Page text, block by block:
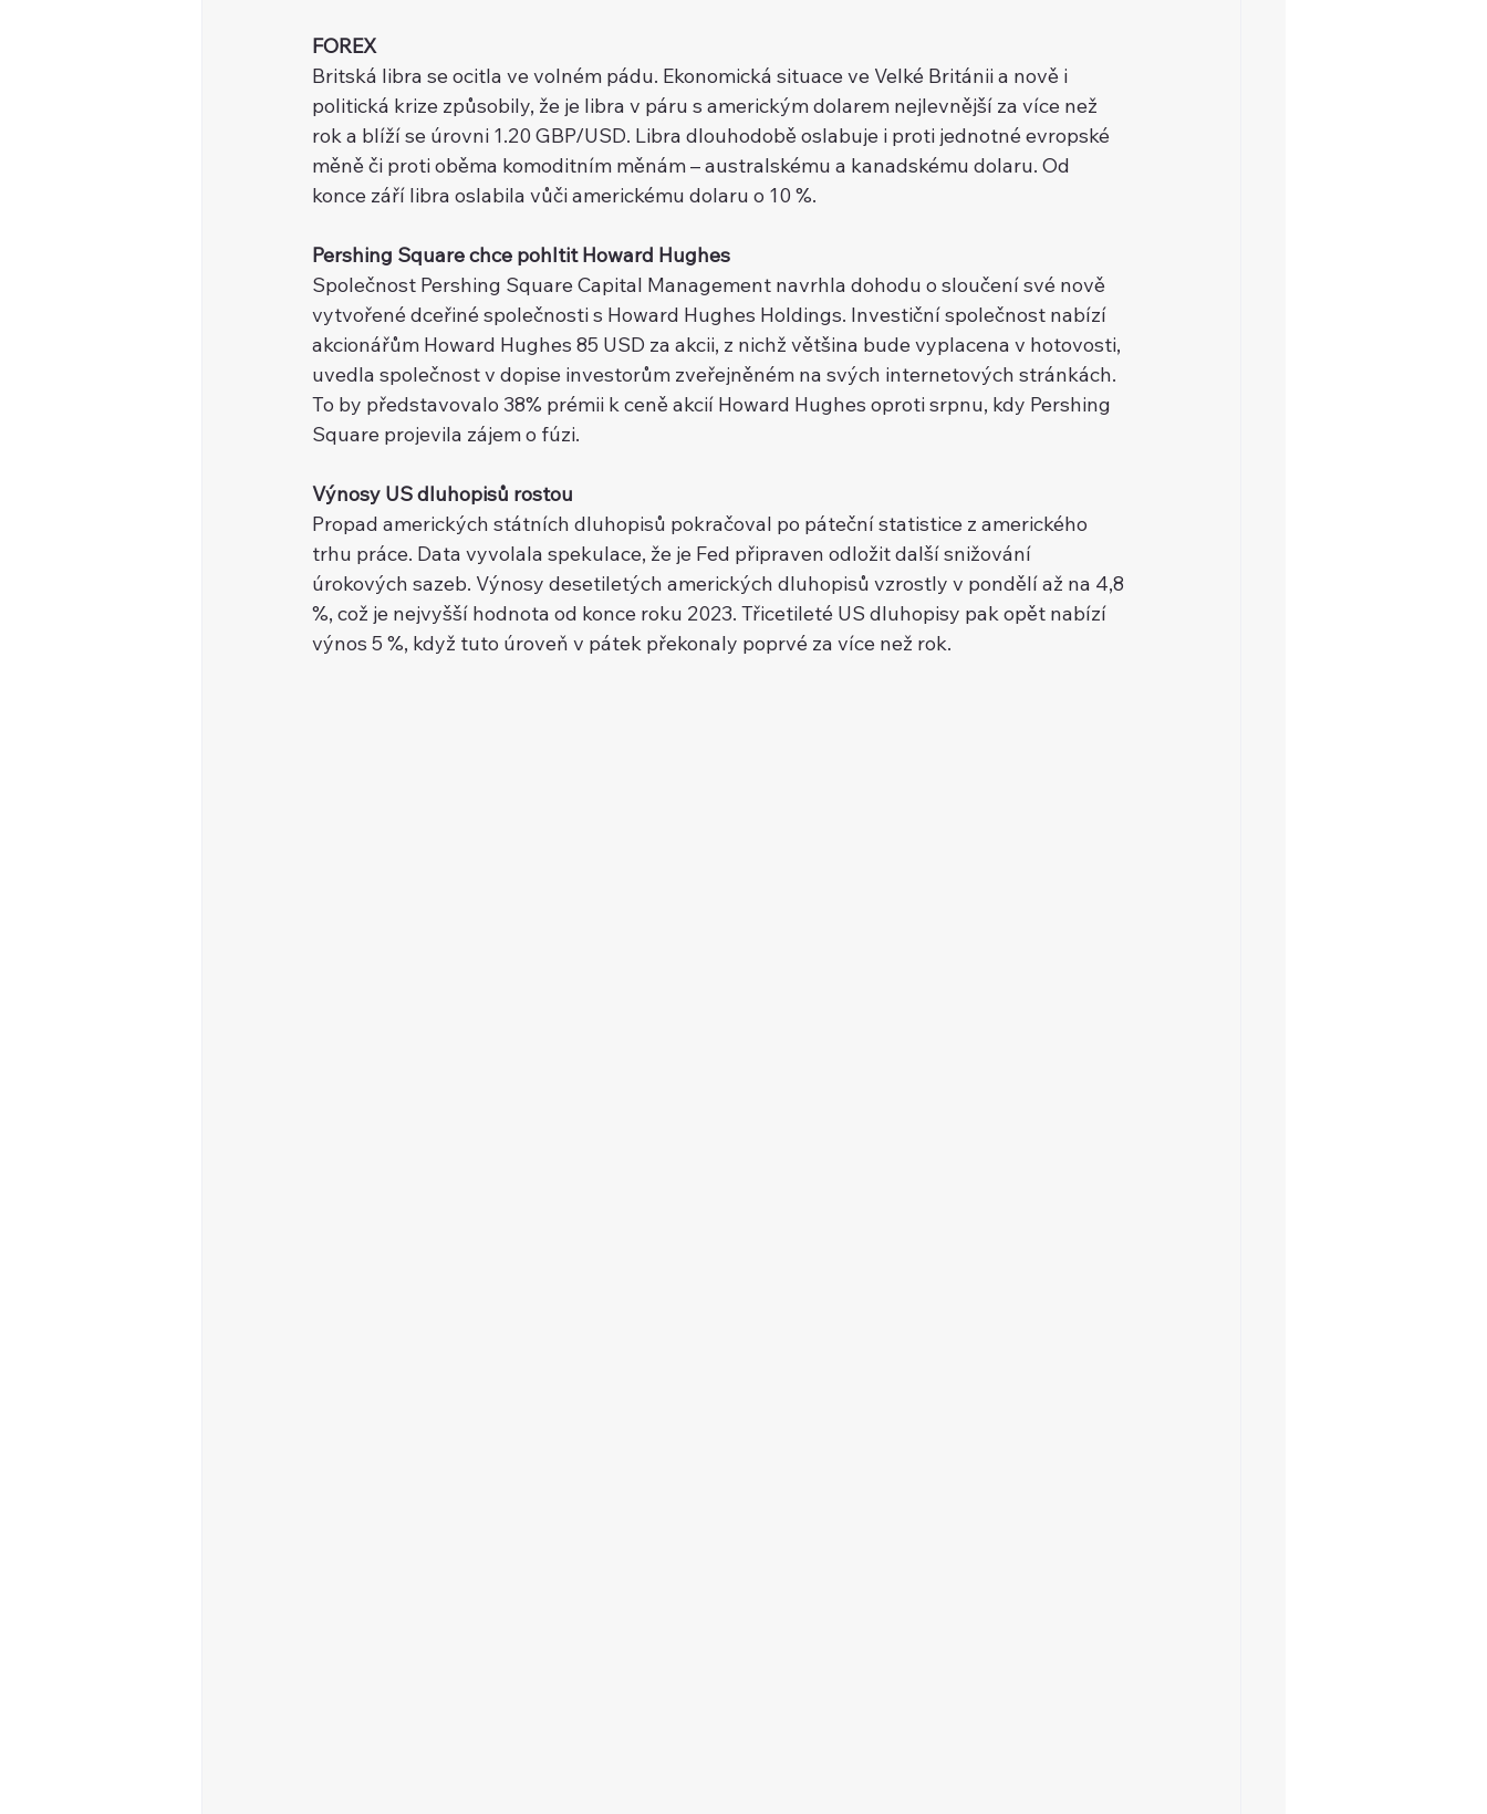
FOREX
Britská libra se ocitla ve volném pádu. Ekonomická situace ve Velké Británii a nově i
politická krize způsobily, že je libra v páru s americkým dolarem nejlevnější za více než
rok a blíží se úrovni 1.20 GBP/USD. Libra dlouhodobě oslabuje i proti jednotné evropské
měně či proti oběma komoditním měnám – australskému a kanadskému dolaru. Od
konce září libra oslabila vůči americkému dolaru o 10 %.
Pershing Square chce pohltit Howard Hughes
Společnost Pershing Square Capital Management navrhla dohodu o sloučení své nově
vytvořené dceřiné společnosti s Howard Hughes Holdings. Investiční společnost nabízí
akcionářům Howard Hughes 85 USD za akcii, z nichž většina bude vyplacena v hotovosti,
uvedla společnost v dopise investorům zveřejněném na svých internetových stránkách.
To by představovalo 38% prémii k ceně akcií Howard Hughes oproti srpnu, kdy Pershing
Square projevila zájem o fúzi.
Výnosy US dluhopisů rostou
Propad amerických státních dluhopisů pokračoval po páteční statistice z amerického
trhu práce. Data vyvolala spekulace, že je Fed připraven odložit další snižování
úrokových sazeb. Výnosy desetiletých amerických dluhopisů vzrostly v pondělí až na 4,8
%, což je nejvyšší hodnota od konce roku 2023. Třicetileté US dluhopisy pak opět nabízí
výnos 5 %, když tuto úroveň v pátek překonaly poprvé za více než rok.